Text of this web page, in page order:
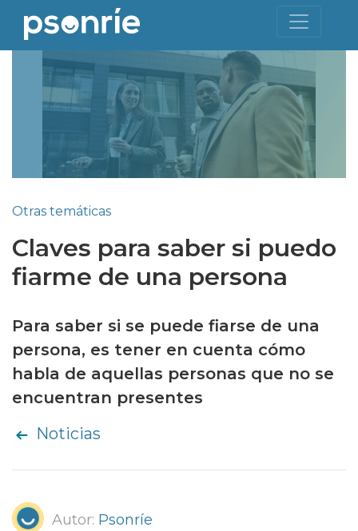
Otras temáticas
Claves para saber si puedo
fiarme de una persona
Para saber si se puede fiarse de una
persona, es tener en cuenta cómo
habla de aquellas personas que no se
encuentran presentes
Noticias
Autor: Psonríe